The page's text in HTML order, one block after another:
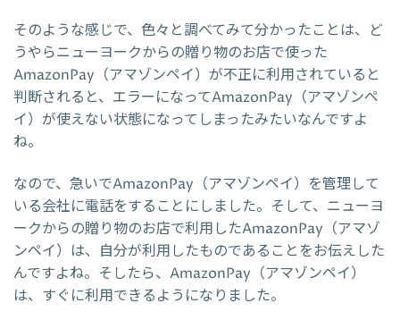
そのような感じで、色々と調べてみて分かったことは、ど
うやらニューヨークからの贈り物のお店で使った
AmazonPay（アマゾンペイ）が不正に利用されていると
判断されると、エラーになってAmazonPay（アマゾンペ
イ）が使えない状態になってしまったみたいなんですよ
ね。
なので、急いでAmazonPay（アマゾンペイ）を管理して
いる会社に電話をすることにしました。そして、ニューヨ
ークからの贈り物のお店で利用したAmazonPay（アマゾ
ンペイ）は、自分が利用したものであることをお伝えした
んですよね。そしたら、AmazonPay（アマゾンペイ）
は、すぐに利用できるようになりました。